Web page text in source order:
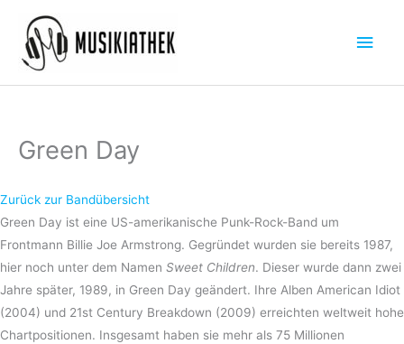
Inhalt
springen
Green Day
Zurück zur Bandübersicht
Green Day ist eine US-amerikanische Punk-Rock-Band um
Frontmann Billie Joe Armstrong. Gegründet wurden sie bereits 1987,
hier noch unter dem Namen Sweet Children. Dieser wurde dann zwei
Jahre später, 1989, in Green Day geändert. Ihre Alben American Idiot
(2004) und 21st Century Breakdown (2009) erreichten weltweit hohe
Chartpositionen. Insgesamt haben sie mehr als 75 Millionen